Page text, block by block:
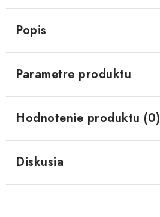
Popis
Parametre produktu
Hodnotenie produktu (0)
Diskusia